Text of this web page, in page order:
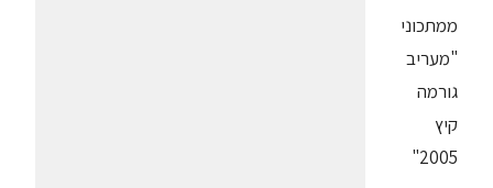
ממתכוני
"מעריב
גורמה
קיץ
2005"